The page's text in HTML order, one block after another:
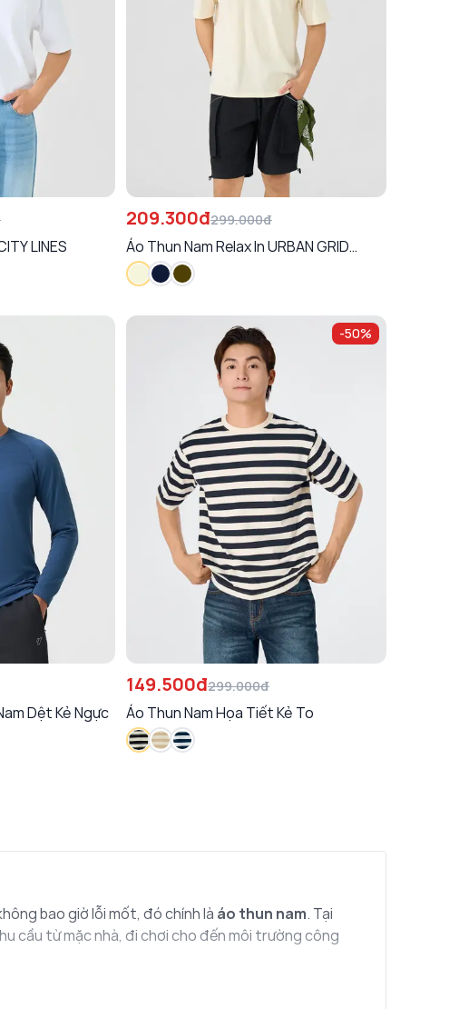
LINES
209.300đ299.000đ
Áo Thun Nam Relax In URBAN GRID
SYSTEM
Dệt Kẻ Ngực
-50%
149.500đ299.000đ
Áo Thun Nam Họa Tiết Kẻ To
bao giờ lỗi mốt, đó chính là áo thun nam. Tại
cầu từ mặc nhà, đi chơi cho đến môi trường công
trong danh sách mua sắm phải có của phái